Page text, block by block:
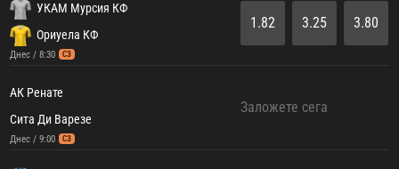
УКАМ Мурсия КФ
Ориуела КФ
Днес / 8:30 СЗ
1.82 3.25 3.80
АК Ренате
Сита Ди Варезе
Днес / 9:00 СЗ
Заложете сега